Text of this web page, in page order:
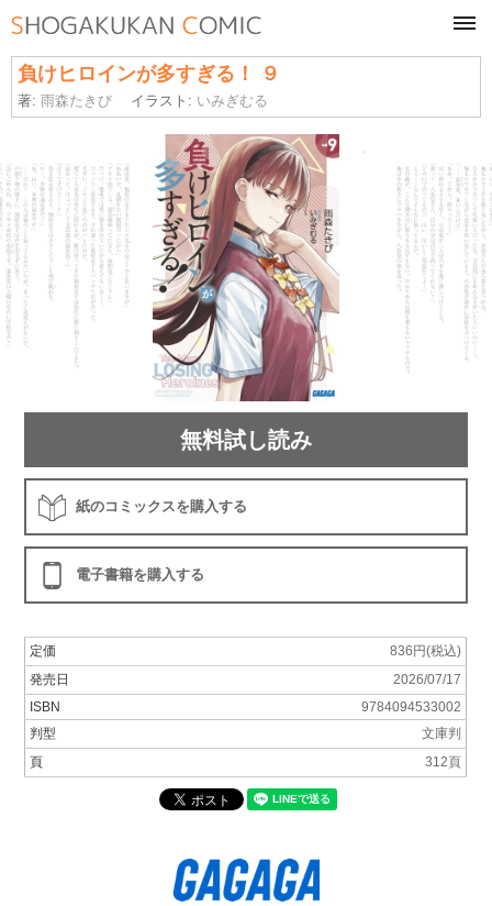
負けヒロインが多すぎる！ ９
著:雨森たきび イラスト: いみぎむる
無料試し読み
紙のコミックスを購入する
電子書籍を購入する
定価
836円(税込)
発売日
2026/07/17
ISBN
9784094533002
判型
文庫判
頁
312頁